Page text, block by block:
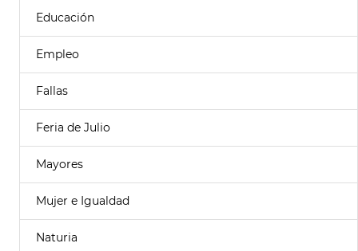
Educación
Empleo
Fallas
Feria de Julio
Mayores
Mujer e Igualdad
Naturia